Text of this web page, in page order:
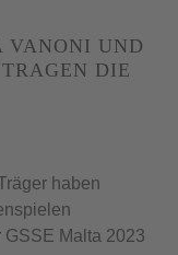
VANONI UND
DIE
haben
GSSE Malta 2023